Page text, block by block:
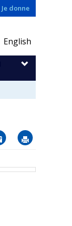
Je donne
English
Vcard